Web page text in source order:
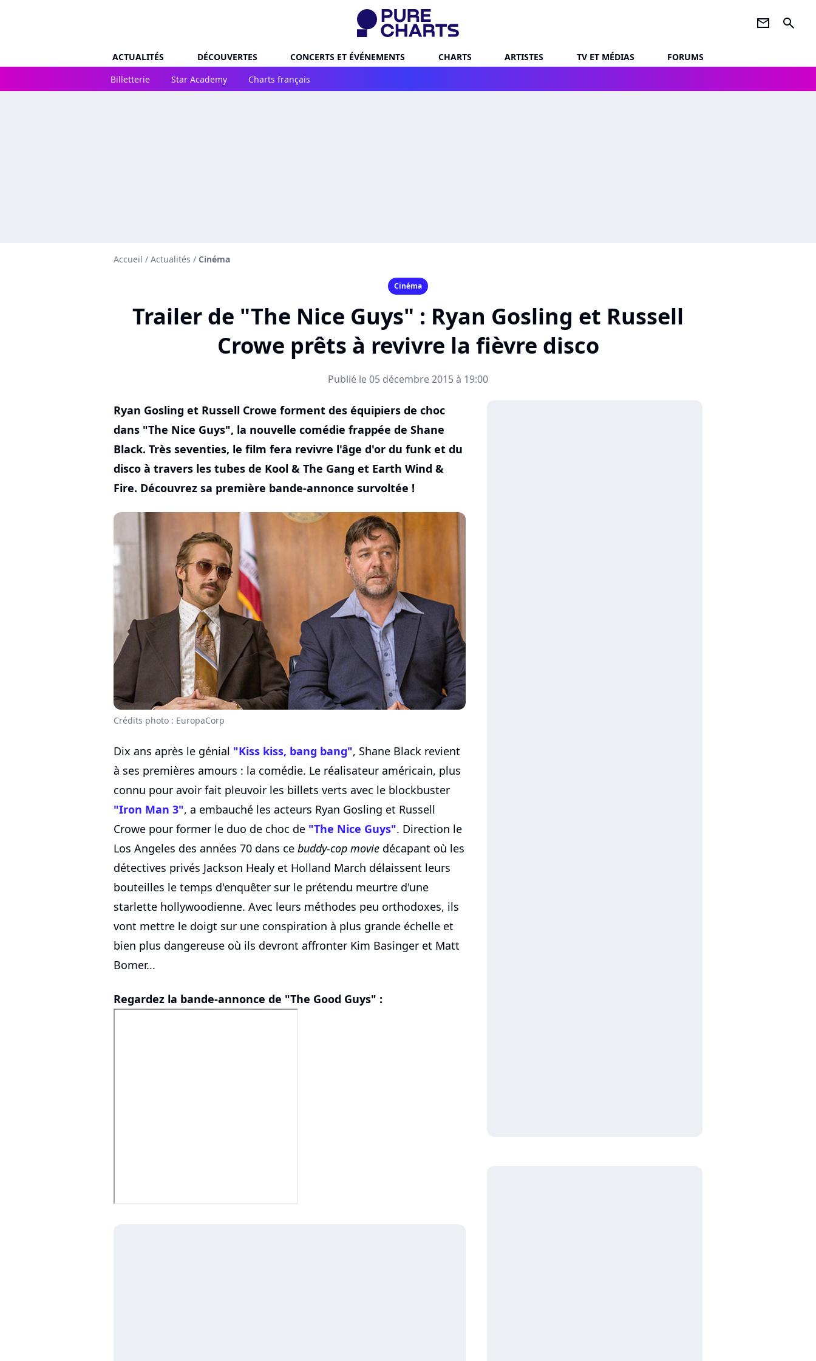
newsletter search
ACTUALITÉS DÉCOUVERTES CONCERTS ET ÉVÉNEMENTS CHARTS ARTISTES TV ET MÉDIAS
FORUMS
Billetterie
Star Academy Charts français
Accueil / Actualités / Cinéma
Cinéma
Trailer de "The Nice Guys" : Ryan Gosling et Russell
Crowe prêts à revivre la fièvre disco
Publié le 05 décembre 2015 à 19:00
Ryan Gosling et Russell Crowe forment des équipiers de choc
dans "The Nice Guys", la nouvelle comédie frappée de Shane
Black. Très seventies, le film fera revivre l'âge d'or du funk et du
disco à travers les tubes de Kool & The Gang et Earth Wind &
Fire. Découvrez sa première bande-annonce survoltée !
Crédits photo : EuropaCorp
Dix ans après le génial "Kiss kiss, bang bang", Shane Black revient
à ses premières amours : la comédie. Le réalisateur américain, plus
connu pour avoir fait pleuvoir les billets verts avec le blockbuster
"Iron Man 3", a embauché les acteurs Ryan Gosling et Russell
Crowe pour former le duo de choc de "The Nice Guys". Direction le
Los Angeles des années 70 dans ce buddy-cop movie décapant où les
détectives privés Jackson Healy et Holland March délaissent leurs
bouteilles le temps d'enquêter sur le prétendu meurtre d'une
starlette hollywoodienne. Avec leurs méthodes peu orthodoxes, ils
vont mettre le doigt sur une conspiration à plus grande échelle et
bien plus dangereuse où ils devront affronter Kim Basinger et Matt
Bomer...
Regardez la bande-annonce de "The Good Guys" :